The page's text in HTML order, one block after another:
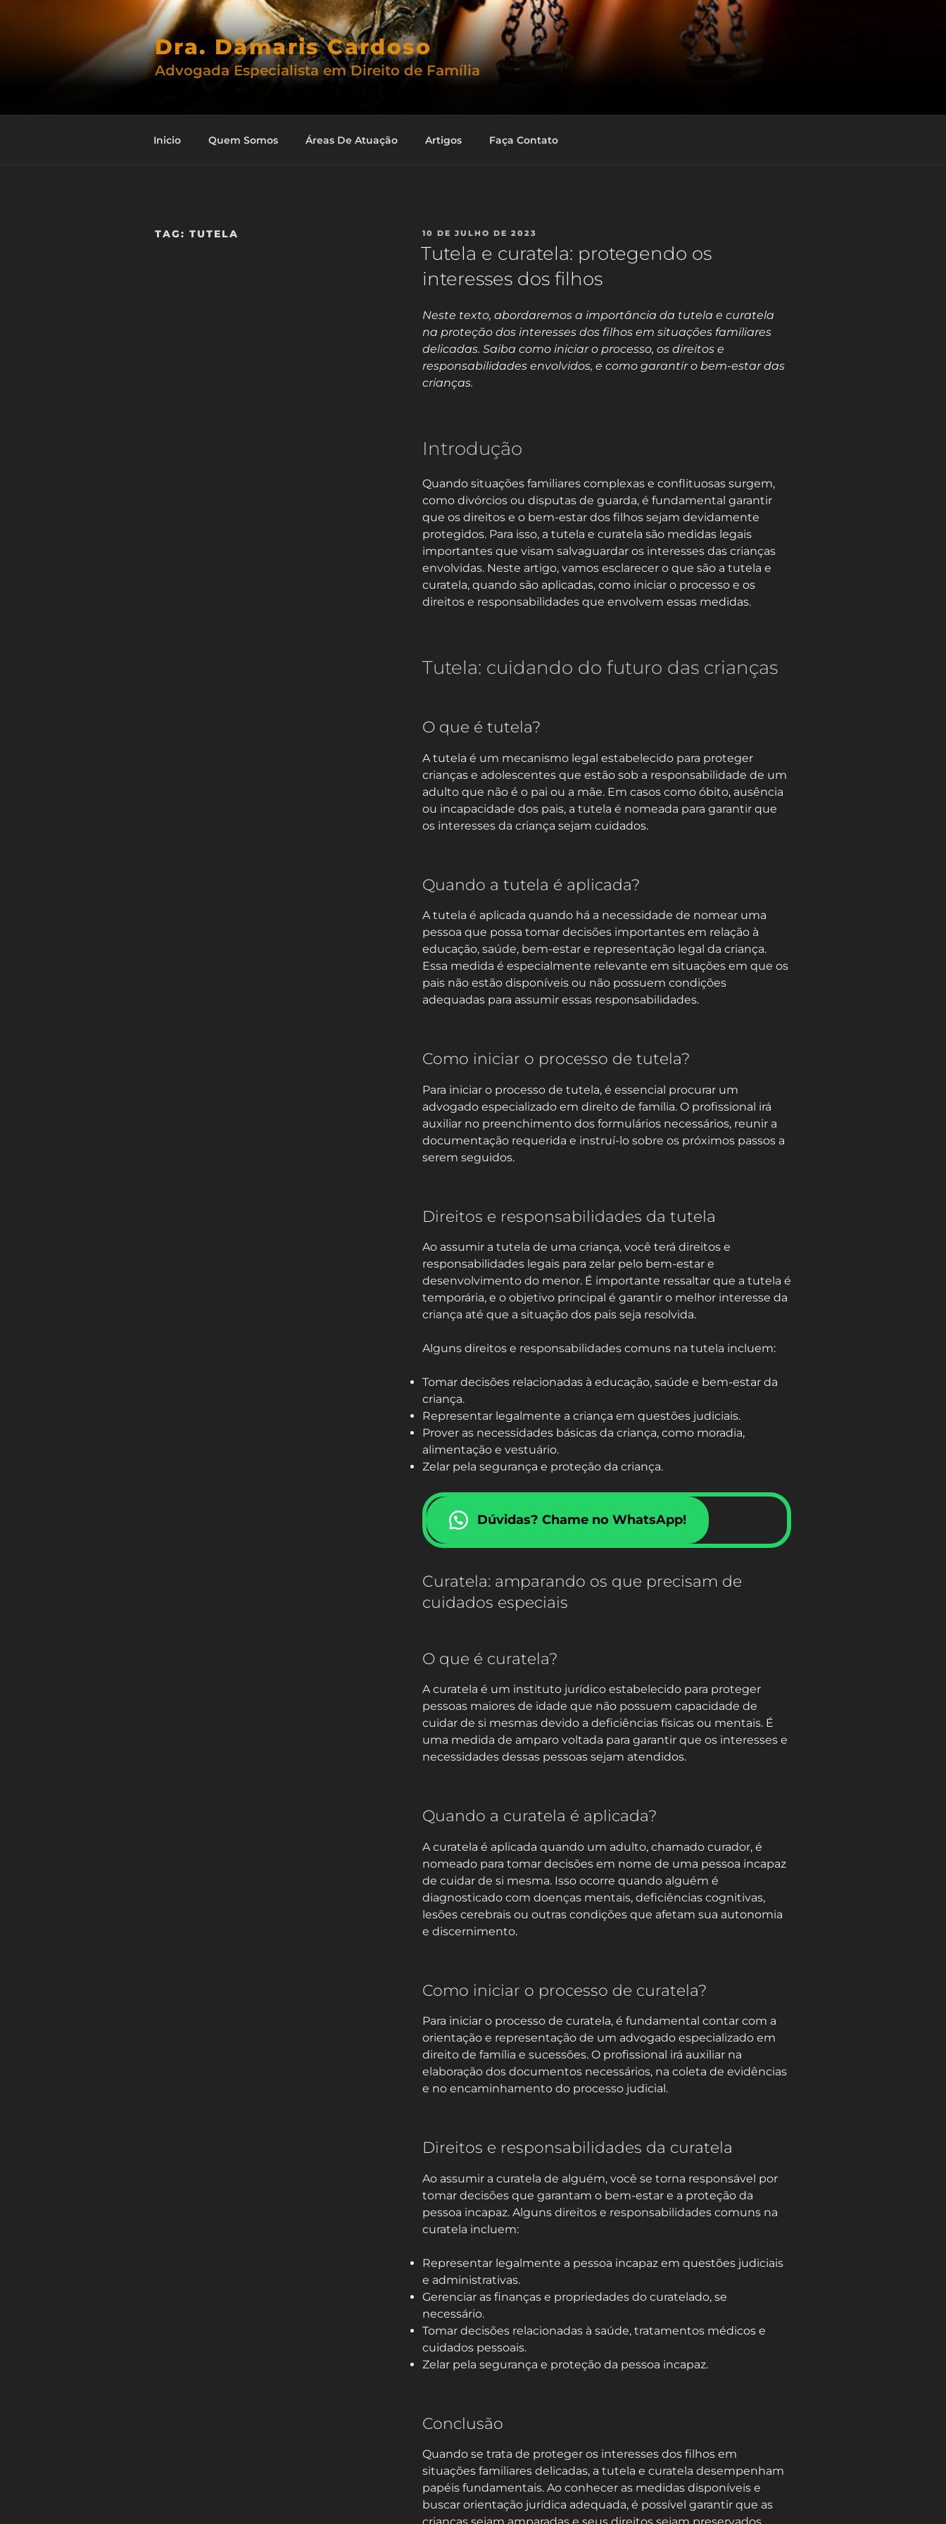
Dra. Dâmaris Cardoso
Advogada Especialista em Direito de Família
Inicio Quem Somos Áreas De Atuação Artigos Faça Contato
TAG: TUTELA
PUBLICADO
10 DE JULHO DE 2023
Tutela e curatela: protegendo os
interesses dos filhos
Neste texto, abordaremos a importância da tutela e curatela
na proteção dos interesses dos filhos em situações familiares
delicadas. Saiba como iniciar o processo, os direitos e
responsabilidades envolvidos, e como garantir o bem-estar das
crianças.
Introdução
Quando situações familiares complexas e conflituosas surgem,
como divórcios ou disputas de guarda, é fundamental garantir
que os direitos e o bem-estar dos filhos sejam devidamente
protegidos. Para isso, a tutela e curatela são medidas legais
importantes que visam salvaguardar os interesses das crianças
envolvidas. Neste artigo, vamos esclarecer o que são a tutela e
curatela, quando são aplicadas, como iniciar o processo e os
direitos e responsabilidades que envolvem essas medidas.
Tutela: cuidando do futuro das crianças
O que é tutela?
A tutela é um mecanismo legal estabelecido para proteger
crianças e adolescentes que estão sob a responsabilidade de um
adulto que não é o pai ou a mãe. Em casos como óbito, ausência
ou incapacidade dos pais, a tutela é nomeada para garantir que
os interesses da criança sejam cuidados.
Quando a tutela é aplicada?
A tutela é aplicada quando há a necessidade de nomear uma
pessoa que possa tomar decisões importantes em relação à
educação, saúde, bem-estar e representação legal da criança.
Essa medida é especialmente relevante em situações em que os
pais não estão disponíveis ou não possuem condições
adequadas para assumir essas responsabilidades.
Como iniciar o processo de tutela?
Para iniciar o processo de tutela, é essencial procurar um
advogado especializado em direito de família. O profissional irá
auxiliar no preenchimento dos formulários necessários, reunir a
documentação requerida e instruí-lo sobre os próximos passos a
serem seguidos.
Direitos e responsabilidades da tutela
Ao assumir a tutela de uma criança, você terá direitos e
responsabilidades legais para zelar pelo bem-estar e
desenvolvimento do menor. É importante ressaltar que a tutela é
temporária, e o objetivo principal é garantir o melhor interesse da
criança até que a situação dos pais seja resolvida.
Alguns direitos e responsabilidades comuns na tutela incluem:
Tomar decisões relacionadas à educação, saúde e bem-estar da
criança.
Representar legalmente a criança em questões judiciais.
Prover as necessidades básicas da criança, como moradia,
alimentação e vestuário.
Zelar pela segurança e proteção da criança.
Dúvidas? Chame no WhatsApp!
Curatela: amparando os que precisam de
cuidados especiais
O que é curatela?
A curatela é um instituto jurídico estabelecido para proteger
pessoas maiores de idade que não possuem capacidade de
cuidar de si mesmas devido a deficiências físicas ou mentais. É
uma medida de amparo voltada para garantir que os interesses e
necessidades dessas pessoas sejam atendidos.
Quando a curatela é aplicada?
A curatela é aplicada quando um adulto, chamado curador, é
nomeado para tomar decisões em nome de uma pessoa incapaz
de cuidar de si mesma. Isso ocorre quando alguém é
diagnosticado com doenças mentais, deficiências cognitivas,
lesões cerebrais ou outras condições que afetam sua autonomia
e discernimento.
Como iniciar o processo de curatela?
Para iniciar o processo de curatela, é fundamental contar com a
orientação e representação de um advogado especializado em
direito de família e sucessões. O profissional irá auxiliar na
elaboração dos documentos necessários, na coleta de evidências
e no encaminhamento do processo judicial.
Direitos e responsabilidades da curatela
Ao assumir a curatela de alguém, você se torna responsável por
tomar decisões que garantam o bem-estar e a proteção da
pessoa incapaz. Alguns direitos e responsabilidades comuns na
curatela incluem:
Representar legalmente a pessoa incapaz em questões judiciais
e administrativas.
Gerenciar as finanças e propriedades do curatelado, se
necessário.
Tomar decisões relacionadas à saúde, tratamentos médicos e
cuidados pessoais.
Zelar pela segurança e proteção da pessoa incapaz.
Conclusão
Quando se trata de proteger os interesses dos filhos em
situações familiares delicadas, a tutela e curatela desempenham
papéis fundamentais. Ao conhecer as medidas disponíveis e
buscar orientação jurídica adequada, é possível garantir que as